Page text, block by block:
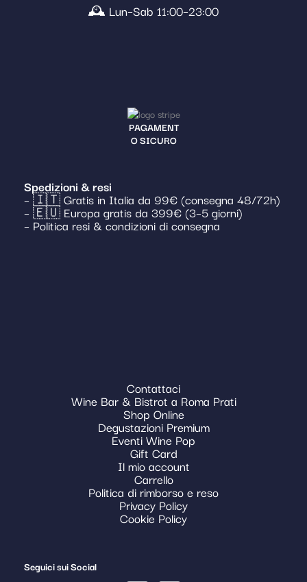
🕰️ Lun–Sab 11:00–23:00
PAGAMENT
O SICURO
Spedizioni & resi
– 🇮🇹 Gratis in Italia da 99€ (consegna 48/72h)
– 🇪🇺 Europa gratis da 399€ (3–5 giorni)
– Politica resi & condizioni di consegna
Contattaci
Wine Bar & Bistrot a Roma Prati
Shop Online
Degustazioni Premium
Eventi Wine Pop
Gift Card
Il mio account
Carrello
Politica di rimborso e reso
Privacy Policy
Cookie Policy
Seguici sui Social